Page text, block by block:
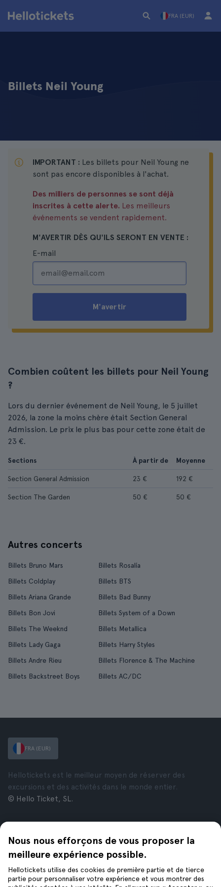
FRA (EUR)
Billets Neil Young
IMPORTANT : Les billets pour Neil Young ne
sont pas encore disponibles à l'achat.
Des milliers de personnes se sont déjà
inscrites à cette alerte. Les meilleurs
événements se vendent rapidement.
M'AVERTIR DÈS QU'ILS SERONT EN VENTE :
E-mail
M'avertir
Combien coûtent les billets pour Neil Young
?
Lors du dernier événement de Neil Young, le 5 juillet
2026, la zone la moins chère était Section General
Admission. Le prix le plus bas pour cette zone était de
23 €.
Sections À partir de Moyenne
Section General Admission 23 € 192 €
Section The Garden 50 € 50 €
Autres concerts
Billets Bruno Mars
Billets Rosalía
Billets Coldplay
Billets BTS
Billets Ariana Grande
Billets Bad Bunny
Billets Bon Jovi
Billets System of a Down
Billets The Weeknd
Billets Metallica
Billets Lady Gaga
Billets Harry Styles
Billets Andre Rieu
Billets Florence & The Machine
Billets Backstreet Boys
Billets AC/DC
Nous nous efforçons de vous proposer la
meilleure expérience possible.
Hellotickets utilise des cookies de première partie et de tierce
partie pour personnaliser votre expérience et vous montrer des
FRA (EUR)
Hellotickets est le meilleur moyen de réserver des
excursions et des activités dans le monde entier.
© Hello Ticket, SL.
À propos de nous
Offres d’emploi
Avis
New York
Rome
Londres